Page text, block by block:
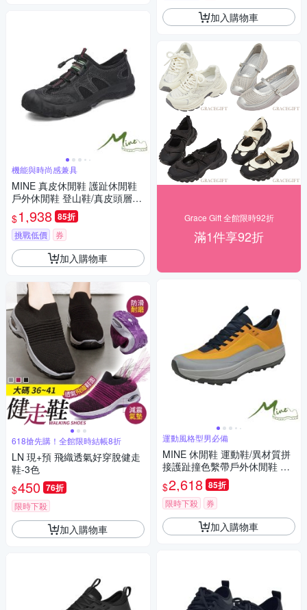
機能與時尚感兼具
MINE 真皮休閒鞋 護趾休閒鞋
戶外休閒鞋 登山鞋/真皮頭層牛
皮網布拼接護趾機能戶外登山
休閒鞋 黑
$1,938 85折
挑戰低價 券
加入購物車
618搶先購！全館限時結帳8折
LN 現+預 飛織透氣好穿脫健走
鞋-3色
$450 76折
限時下殺
加入購物車
加入購物車
Grace Gift 全館限時92折
滿1件享92折
運動風格型男必備
MINE 休閒鞋 運動鞋/異材質拼
接護趾撞色繫帶戶外休閒鞋 運
動鞋 黃
$2,618 85折
限時下殺 券
加入購物車